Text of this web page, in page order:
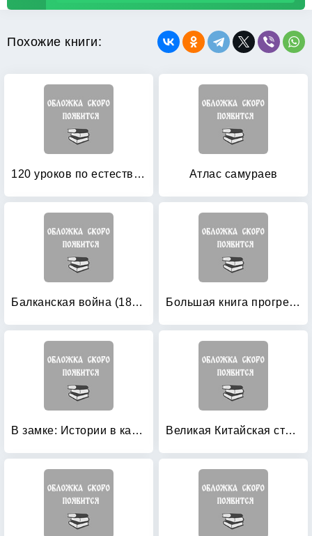
Похожие книги:
120 уроков по естествознанию и истории для самых маленьких Атлас самураев
Балканская война (1877 — 1878): Освобождение Болгарии от турецкого ига Большая книга прогресса
В замке: Истории в картинках. Найди на картинке! Великая Китайская стена